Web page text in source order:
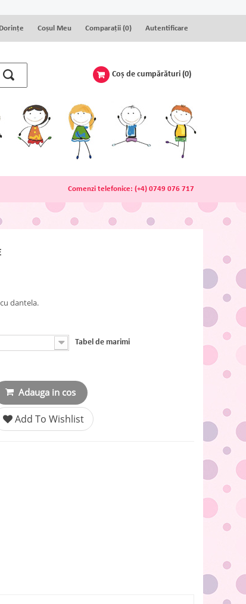
Coșul Meu Comparaţii (0) Autentificare
Coş de cumpărături (0)
Comenzi telefonice: (+4) 0749 076 717
dantela.
Tabel de marimi
Adauga in cos
Add To Wishlist